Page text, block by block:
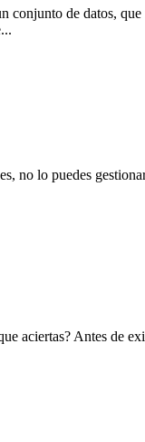
conjunto de datos,
no lo puedes
aciertas? Antes de